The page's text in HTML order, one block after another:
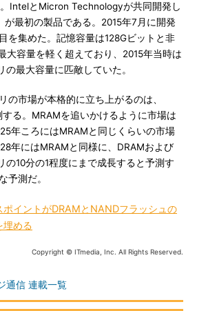
IntelとMicron Technologyが共同開発し
最初の製品である。2015年7月に開発
を集めた。記憶容量は128Gビットと非
大容量を軽く超えており、2015年当時は
の最大容量に匹敵していた。
市場が本格的に立ち上がるのは、
る。MRAMを追いかけるように市場は
年ころにはMRAMと同じくらいの市場
年にはMRAMと同様に、DRAMおよび
の10分の1程度にまで成長すると予測す
予測だ。
ポイントがDRAMとNANDフラッシュの
埋める
Copyright © ITmedia, Inc. All Rights Reserved.
通信 連載一覧